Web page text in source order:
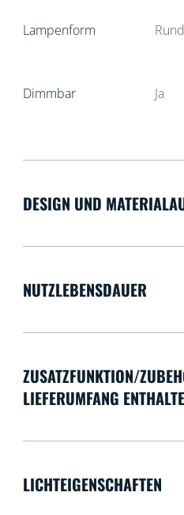
Lampenform Rund
Dimmbar Ja
DESIGN UND
NUTZLEBENSDAUER
ZUSATZFUNKTION/
LIEFERUMFANG
LICHTEIGENSCHAFTEN